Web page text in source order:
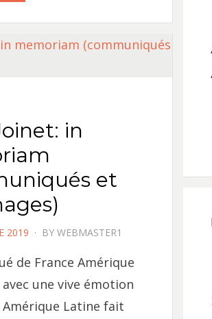
in
et
2019 BY WEBMASTER1
de France Amérique
avec une vive émotion
Amérique Latine fait